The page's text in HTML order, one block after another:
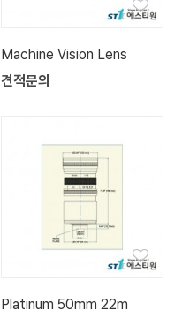
Machine Vision Lens
견적문의
Platinum 50mm 22m